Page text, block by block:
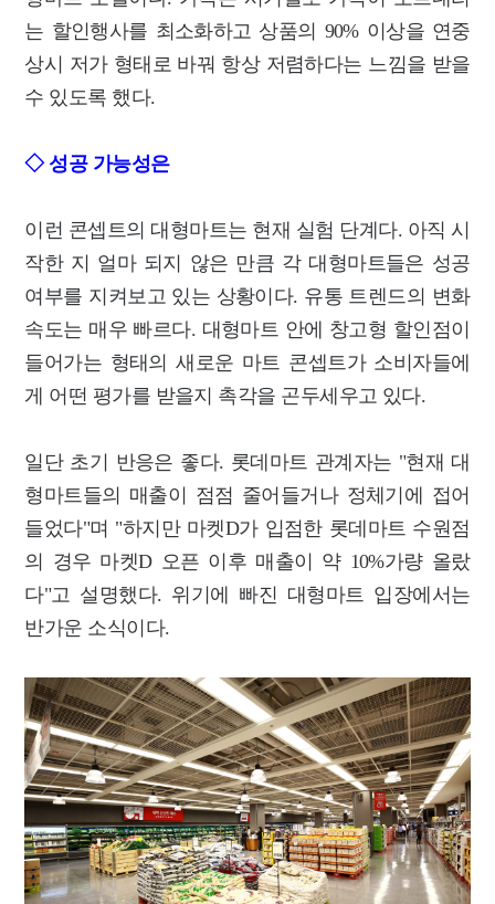
는 할인행사를 최소화하고 상품의 90% 이상을 연중
상시 저가 형태로 바꿔 항상 저렴하다는 느낌을 받을
수 있도록 했다.
◇ 성공 가능성은
이런 콘셉트의 대형마트는 현재 실험 단계다. 아직 시
작한 지 얼마 되지 않은 만큼 각 대형마트들은 성공
여부를 지켜보고 있는 상황이다. 유통 트렌드의 변화
속도는 매우 빠르다. 대형마트 안에 창고형 할인점이
들어가는 형태의 새로운 마트 콘셉트가 소비자들에
게 어떤 평가를 받을지 촉각을 곤두세우고 있다.
일단 초기 반응은 좋다. 롯데마트 관계자는 "현재 대
형마트들의 매출이 점점 줄어들거나 정체기에 접어
들었다"며 "하지만 마켓D가 입점한 롯데마트 수원점
의 경우 마켓D 오픈 이후 매출이 약 10%가량 올랐
다"고 설명했다. 위기에 빠진 대형마트 입장에서는
반가운 소식이다.